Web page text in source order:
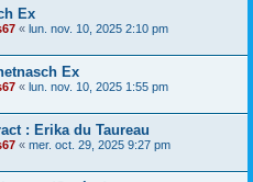
Ex
« lun. nov. 10, 2025 2:10 pm
Ex
« lun. nov. 10, 2025 1:55 pm
: Erika du Taureau
« mer. oct. 29, 2025 9:27 pm